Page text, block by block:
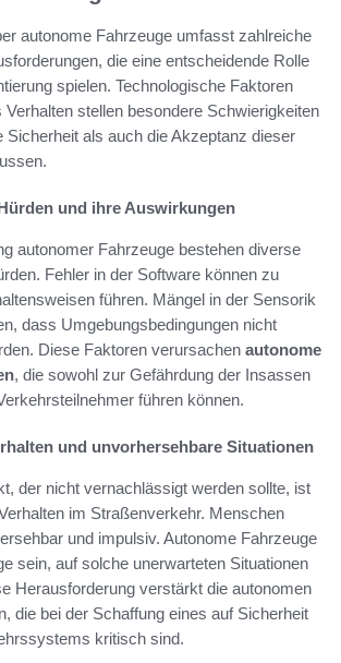
autonome Fahrzeuge umfasst zahlreiche
die eine entscheidende Rolle
spielen. Technologische Faktoren
stellen besondere Schwierigkeiten
Sicherheit als auch die Akzeptanz dieser
und ihre Auswirkungen
autonomer Fahrzeuge bestehen diverse
Fehler in der Software können zu
führen. Mängel in der Sensorik
dass Umgebungsbedingungen nicht
Diese Faktoren verursachen autonome
, die sowohl zur Gefährdung der Insassen
führen können.
und unvorhersehbare Situationen
der nicht vernachlässigt werden sollte, ist
im Straßenverkehr. Menschen
und impulsiv. Autonome Fahrzeuge
sein, auf solche unerwarteten Situationen
Herausforderung verstärkt die autonomen
die bei der Schaffung eines auf Sicherheit
kritisch sind.